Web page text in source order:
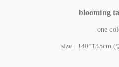
blooming
one
size : 140*135cm (